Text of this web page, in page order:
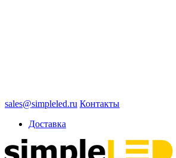
sales@simpleled.ru Контакты
Доставка